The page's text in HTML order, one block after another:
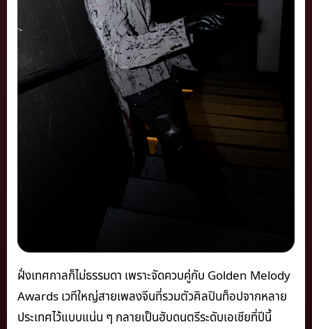
ฝั่งเทศกาลก็ไม่ธรรมดา เพราะจัดควบคู่กับ Golden Melody
Awards เวทีใหญ่สายเพลงจีนที่รวมตัวศิลปินท็อปจากหลาย
ประเทศไว้แบบแน่น ๆ กลายเป็นฮับดนตรีระดับเอเชียที่ปีนี้